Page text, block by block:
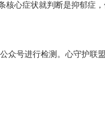
心症状就判断是抑郁症
众号进行检测。心守护联